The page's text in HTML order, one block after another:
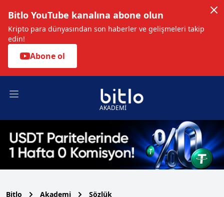
Bitlo YouTube kanalına abone olun
Kripto para dünyasından son haberler ve gelişmeleri takip
edin!
Abone ol
Open main menu
AKADEMİ
Bitlo Akademi Sözlük